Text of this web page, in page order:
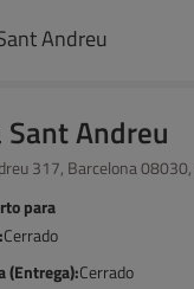
Andreu
Sant Andreu
317, Barcelona
para
Cerrado
(Entrega):Cerrado